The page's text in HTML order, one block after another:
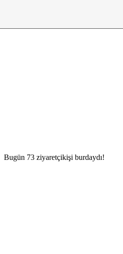
Bugün 73 ziyaretçikişi burdaydı!